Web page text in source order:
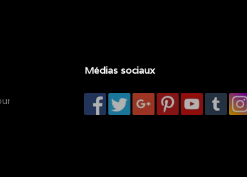
Médias sociaux